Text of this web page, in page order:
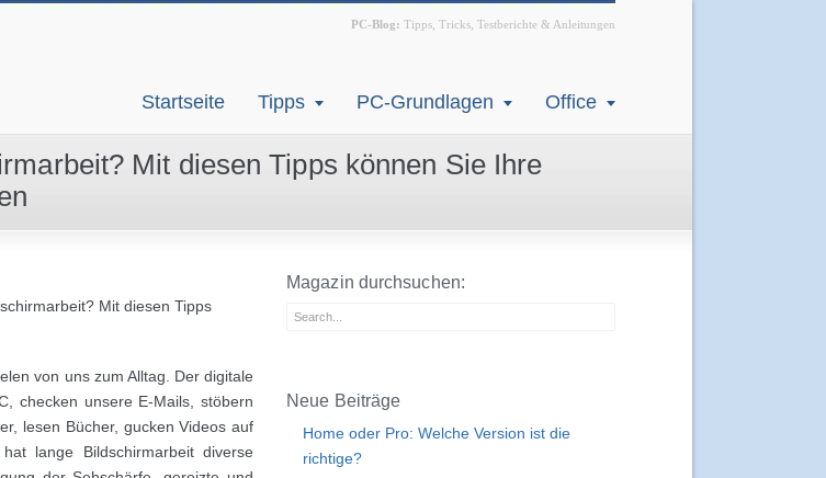
PC-Blog: Tipps, Tricks, Testberichte & Anleitungen
Startseite Tipps PC-Grundlagen Office
Mit diesen Tipps können Sie Ihre
Mit diesen Tipps
von uns zum Alltag. Der digitale
checken unsere E-Mails, stöbern
lesen Bücher, gucken Videos auf
lange Bildschirmarbeit diverse
Magazin durchsuchen:
Neue Beiträge
Home oder Pro: Welche Version ist die
richtige?